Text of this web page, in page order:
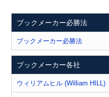
ブックメーカー必勝法
ブックメーカー必勝法
ブックメーカー各社
ウィリアムヒル (William HILL)